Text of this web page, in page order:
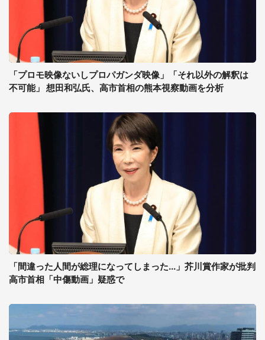
「プロモ映像ないしプロパガンダ映像」「それ以外の解釈は
不可能」 想田和弘氏、高市首相の熊本視察動画を分析
「間違った人間が総理になってしまった...」芥川賞作家が批判
高市首相「中傷動画」疑惑で